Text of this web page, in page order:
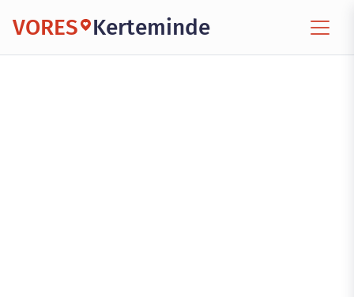
VORES Kerteminde